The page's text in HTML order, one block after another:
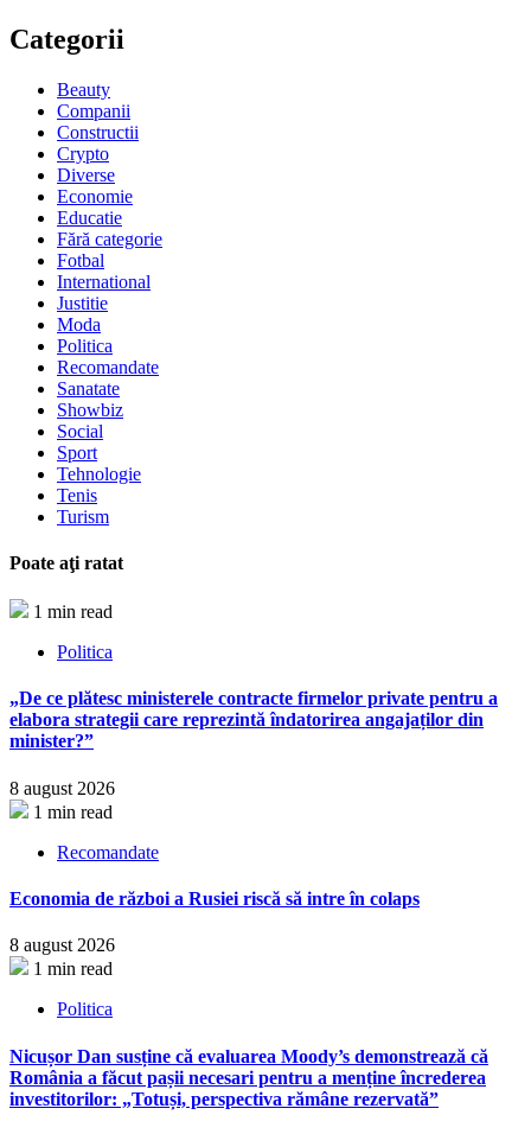
Categorii
Beauty
Companii
Constructii
Crypto
Diverse
Economie
Educatie
Fără categorie
Fotbal
International
Justitie
Moda
Politica
Recomandate
Sanatate
Showbiz
Social
Sport
Tehnologie
Tenis
Turism
Poate aţi ratat
1 min read
Politica
„De ce plătesc ministerele contracte firmelor private pentru a
elabora strategii care reprezintă îndatorirea angajaților din
minister?”
8 august 2026
1 min read
Recomandate
Economia de război a Rusiei riscă să intre în colaps
8 august 2026
1 min read
Politica
Nicușor Dan susține că evaluarea Moody’s demonstrează că
România a făcut pașii necesari pentru a menține încrederea
investitorilor: „Totuși, perspectiva rămâne rezervată”